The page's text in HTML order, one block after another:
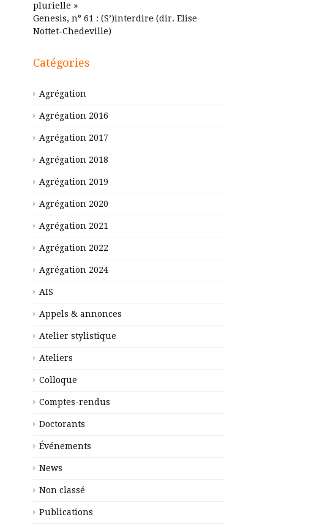
plurielle »
Genesis, n° 61 : (S’)interdire (dir. Elise
Nottet-Chedeville)
Catégories
Agrégation
Agrégation 2016
Agrégation 2017
Agrégation 2018
Agrégation 2019
Agrégation 2020
Agrégation 2021
Agrégation 2022
Agrégation 2024
AIS
Appels & annonces
Atelier stylistique
Ateliers
Colloque
Comptes-rendus
Doctorants
Événements
News
Non classé
Publications